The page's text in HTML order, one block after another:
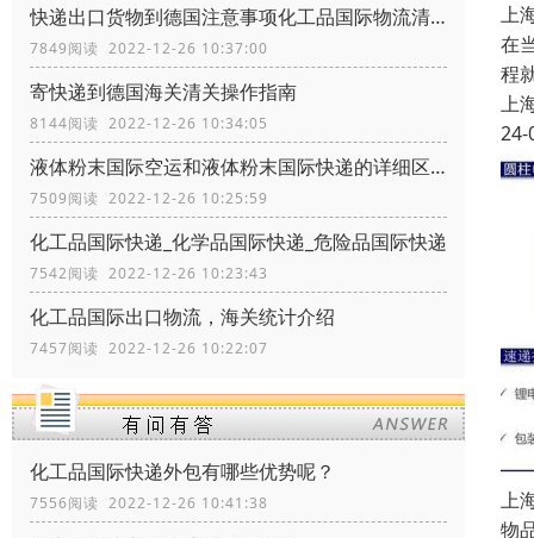
快递出口货物到德国注意事项化工品国际物流清关政策
7849阅读 2022-12-26 10:37:00
寄快递到德国海关清关操作指南
8144阅读 2022-12-26 10:34:05
液体粉末国际空运和液体粉末国际快递的详细区别
7509阅读 2022-12-26 10:25:59
化工品国际快递_化学品国际快递_危险品国际快递
7542阅读 2022-12-26 10:23:43
化工品国际出口物流，海关统计介绍
7457阅读 2022-12-26 10:22:07
化工品国际快递外包有哪些优势呢？
7556阅读 2022-12-26 10:41:38
上
在
程
上
24-
上
物